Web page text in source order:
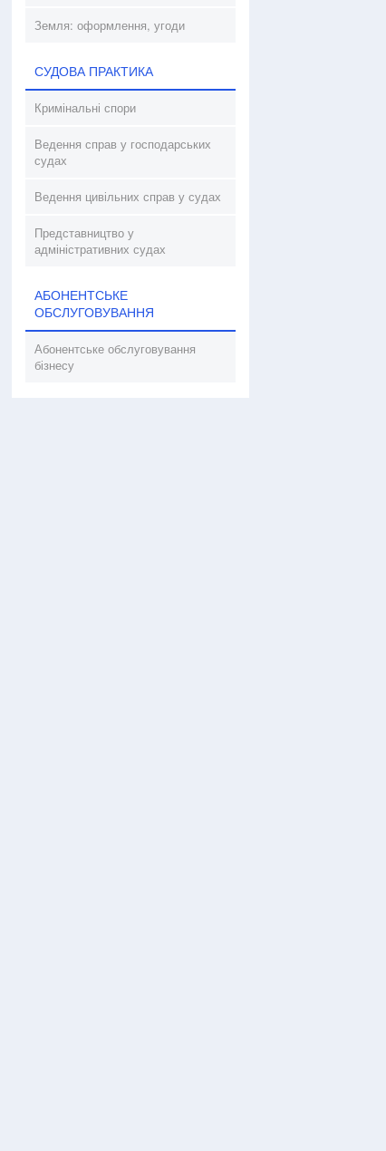
Земля: оформлення, угоди
СУДОВА ПРАКТИКА
Кримінальні спори
Ведення справ у господарських
судах
Ведення цивільних справ у судах
Представництво у
адміністративних судах
АБОНЕНТСЬКЕ
ОБСЛУГОВУВАННЯ
Абонентське обслуговування
бізнесу